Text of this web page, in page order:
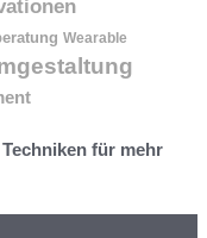
Wearable
für mehr